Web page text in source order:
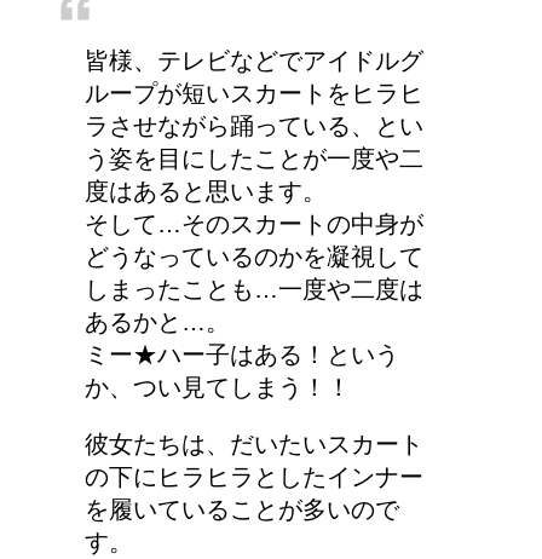
皆様、テレビなどでアイドルグ
ループが短いスカートをヒラヒ
ラさせながら踊っている、とい
う姿を目にしたことが一度や二
度はあると思います。
そして…そのスカートの中身が
どうなっているのかを凝視して
しまったことも…一度や二度は
あるかと…。
ミー★ハー子はある！という
か、つい見てしまう！！
彼女たちは、だいたいスカート
の下にヒラヒラとしたインナー
を履いていることが多いので
す。